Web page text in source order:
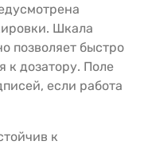
Шкала
позволяет быстро
к дозатору. Поле
если работа
к